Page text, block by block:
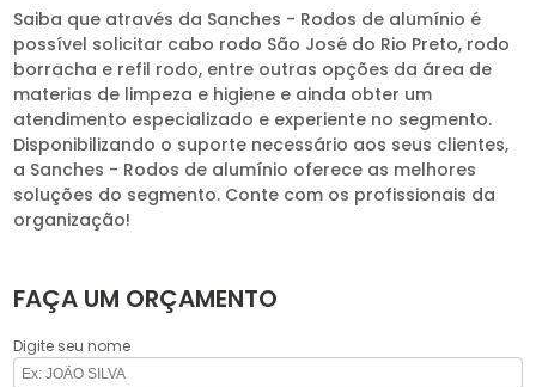
Saiba que através da Sanches - Rodos de alumínio é
possível solicitar cabo rodo São José do Rio Preto, rodo
borracha e refil rodo, entre outras opções da área de
materias de limpeza e higiene e ainda obter um
atendimento especializado e experiente no segmento.
Disponibilizando o suporte necessário aos seus clientes,
a Sanches - Rodos de alumínio oferece as melhores
soluções do segmento. Conte com os profissionais da
organização!
FAÇA UM ORÇAMENTO
Digite seu nome